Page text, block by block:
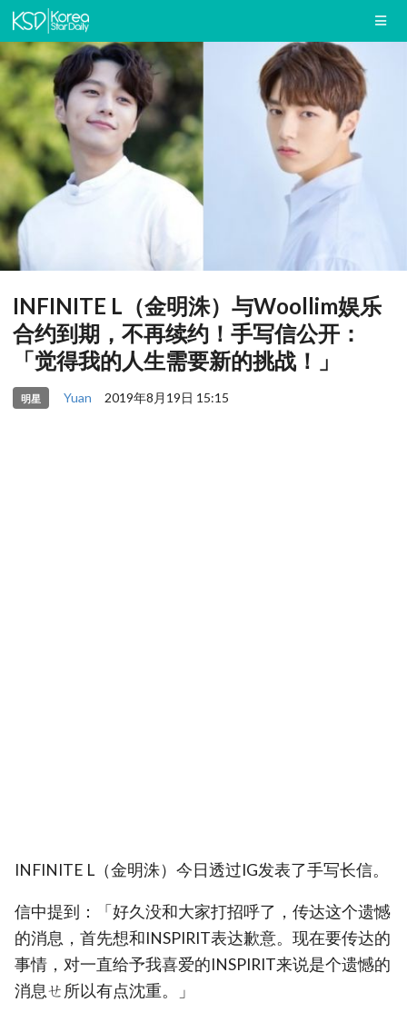
INFINITE L（金明洙）与Woollim娱乐
合约到期，不再续约！手写信公开：
「觉得我的人生需要新的挑战！」
明星 Yuan 2019年8月19日 15:15
INFINITE L（金明洙）今日透过IG发表了手写长信。
信中提到：「好久没和大家打招呼了，传达这个遗憾
的消息，首先想和INSPIRIT表达歉意。现在要传达的
事情，对一直给予我喜爱的INSPIRIT来说是个遗憾的
消息ㄝ所以有点沈重。」